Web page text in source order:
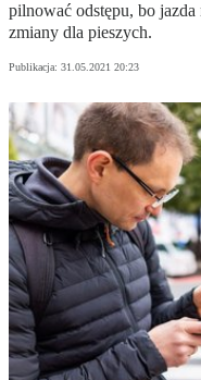
pilnować odstępu, bo jazda
zmiany dla pieszych.
Publikacja: 31.05.2021 20:23